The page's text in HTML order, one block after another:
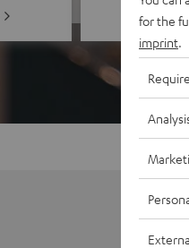
ALLE
for the
imprint